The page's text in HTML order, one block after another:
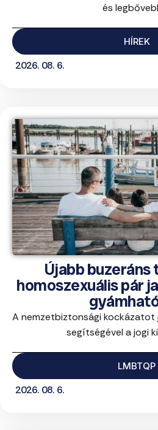
és
HÍREK
2026. 08. 6.
Újabb
homoszexuális pár
A nemzetbiztonsági kockázatot
segítségével a jogi
LMBTQP
2026. 08. 6.